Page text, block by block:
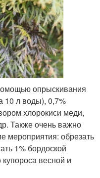
опрыскивания
10 л воды), 0,7%
хлорокиси меди,
Также очень важно
мероприятия: обрезать
1% бордоской
весной и